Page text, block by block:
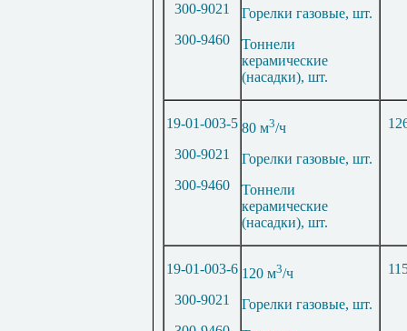
300-9021
300-9460
Горелки газовые, шт.
Тоннели
керамические
(насадки), шт.
19-01-003-5
300-9021
300-9460
80 м3/ч
Горелки газовые, шт.
Тоннели
керамические
(насадки), шт.
19-01-003-6
300-9021
120 м3/ч
Горелки газовые, шт.